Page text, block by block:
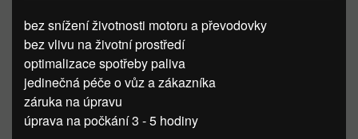
bez snížení životnosti motoru a převodovky
bez vlivu na životní prostředí
optimalizace spotřeby paliva
jedinečná péče o vůz a zákazníka
záruka na úpravu
úprava na počkání 3 - 5 hodiny